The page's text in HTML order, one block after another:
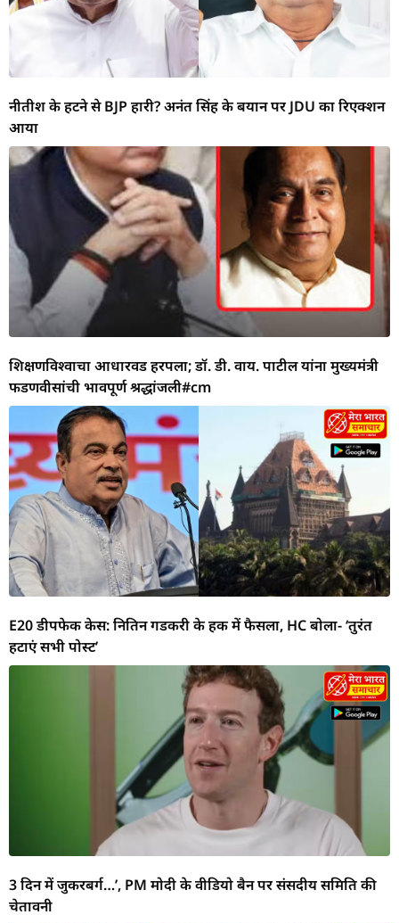
नीतीश के हटने से BJP हारी? अनंत सिंह के बयान पर JDU का रिएक्शन
आया
शिक्षणविश्वाचा आधारवड हरपला; डॉ. डी. वाय. पाटील यांना मुख्यमंत्री
फडणवीसांची भावपूर्ण श्रद्धांजली#cm
E20 डीपफेक केस: नितिन गडकरी के हक में फैसला, HC बोला- ‘तुरंत
हटाएं सभी पोस्ट’
3 दिन में जुकरबर्ग…’, PM मोदी के वीडियो बैन पर संसदीय समिति की
चेतावनी